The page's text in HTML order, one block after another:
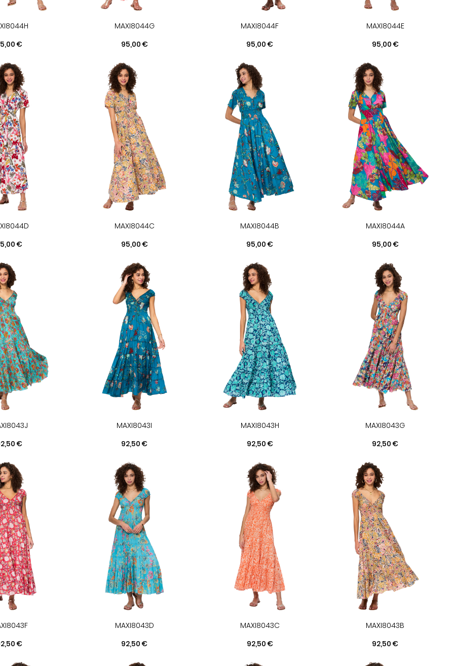
€
MAXI8044G
Prix
95,00 €
MAXI8044F
Prix
95,00 €
MAXI8044E
Prix
95,00 €
€
MAXI8044C
Prix
95,00 €
MAXI8044B
Prix
95,00 €
MAXI8044A
Prix
95,00 €
€
MAXI8043I
Prix
92,50 €
MAXI8043H
Prix
92,50 €
MAXI8043G
Prix
92,50 €
€
MAXI8043D
Prix
92,50 €
MAXI8043C
Prix
92,50 €
MAXI8043B
Prix
92,50 €